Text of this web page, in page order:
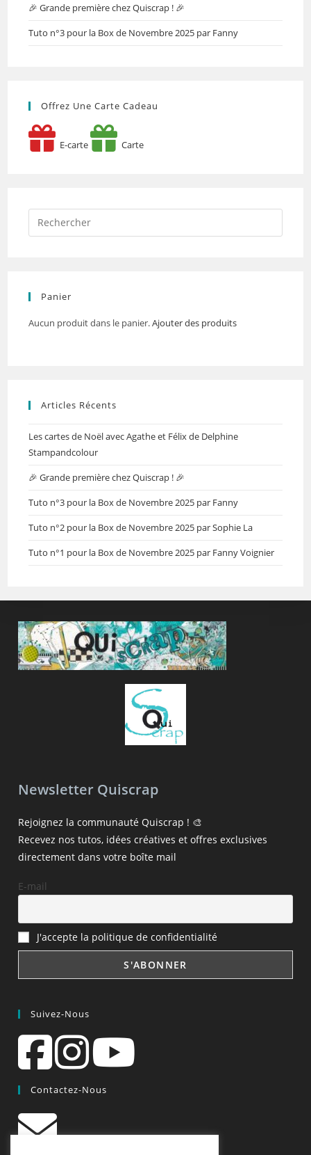
🎉 Grande première chez Quiscrap ! 🎉
Tuto n°3 pour la Box de Novembre 2025 par Fanny
Offrez Une Carte Cadeau
E-carte Carte
Panier
Aucun produit dans le panier.Ajouter des produits
Articles Récents
Les cartes de Noël avec Agathe et Félix de Delphine
Stampandcolour
🎉 Grande première chez Quiscrap ! 🎉
Tuto n°3 pour la Box de Novembre 2025 par Fanny
Tuto n°2 pour la Box de Novembre 2025 par Sophie La
Tuto n°1 pour la Box de Novembre 2025 par Fanny Voignier
Newsletter Quiscrap
Rejoignez la communauté Quiscrap ! 🎨
Recevez nos tutos, idées créatives et offres exclusives
directement dans votre boîte mail
E-mail
J'accepte la politique de confidentialité
Suivez-Nous
Contactez-Nous
contact@quiscrap.fr